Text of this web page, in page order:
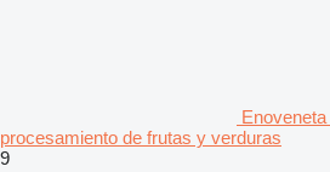
procesamiento de frutas y verduras
9